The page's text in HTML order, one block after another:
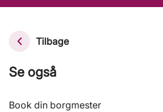
Tilbage
Se også
Book din borgmester